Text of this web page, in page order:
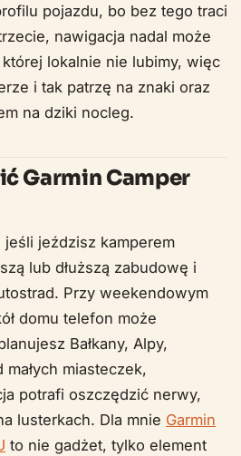
pojazdu, bo bez tego traci
nawigacja nadal może
lokalnie nie lubimy, więc
i tak patrzę na znaki oraz
na dziki nocleg.
Garmin Camper
jeździsz kamperem
lub dłuższą zabudowę i
Przy weekendowym
domu telefon może
Bałkany, Alpy,
miasteczek,
potrafi oszczędzić nerwy,
lusterkach. Dla mnie Garmin
to nie gadżet, tylko element